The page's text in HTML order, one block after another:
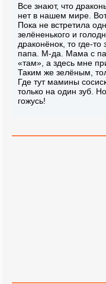
Все знают, что
нет в нашем мире.
Пока не встретила
зелёненького и
драконёнок, то где-
папа. М-да. Мама с
«там», а здесь мне
Таким же зелёным,
Где тут мамины
только на один зуб.
гожусь!